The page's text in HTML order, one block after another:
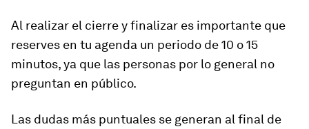
Al realizar el cierre y finalizar es importante que
reserves en tu agenda un periodo de 10 o 15
minutos, ya que las personas por lo general no
preguntan en público.
Las dudas más puntuales se generan al final de